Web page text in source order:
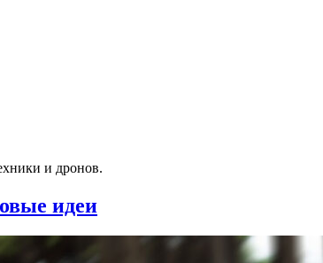
и дронов.
идеи